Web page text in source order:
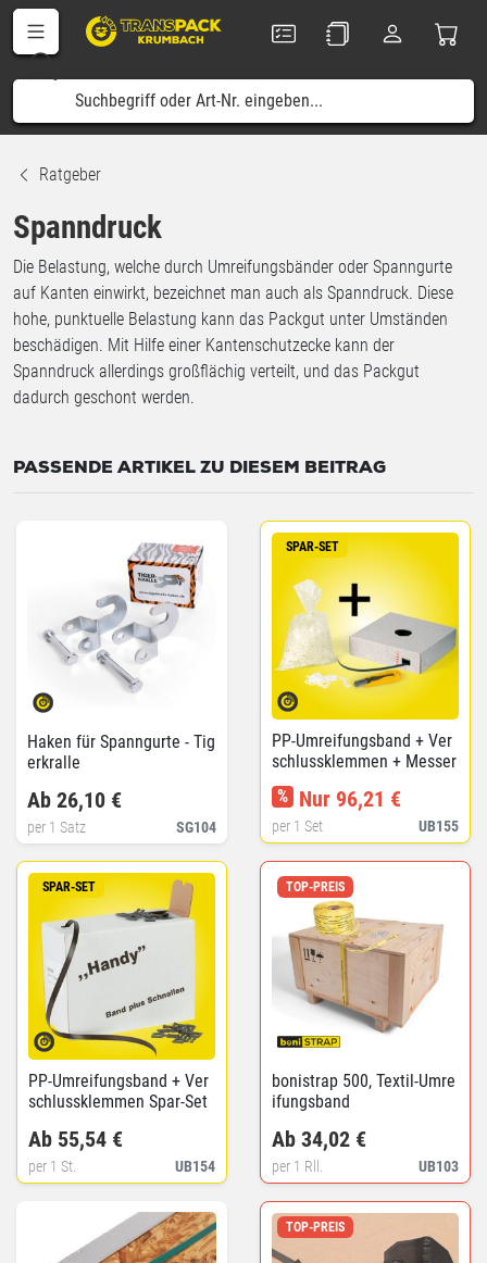
Ratgeber
Spanndruck
Die Belastung, welche durch Umreifungsbänder oder Spanngurte
auf Kanten einwirkt, bezeichnet man auch als Spanndruck. Diese
hohe, punktuelle Belastung kann das Packgut unter Umständen
beschädigen. Mit Hilfe einer Kantenschutzecke kann der
Spanndruck allerdings großflächig verteilt, und das Packgut
dadurch geschont werden.
PASSENDE ARTIKEL ZU DIESEM BEITRAG
Haken für Spanngurte - Tig
erkralle
SG104
Ab 26,10 €
per 1 Satz
SPAR-SET
PP-Umreifungsband + Ver
schlussklemmen + Messer
Spar-Set
UB155
% Nur 96,21 €
per 1 Set
SPAR-SET
PP-Umreifungsband + Ver
schlussklemmen Spar-Set
UB154
Ab 55,54 €
per 1 St.
TOP-PREIS
bonistrap 500, Textil-Umre
ifungsband
UB103
Ab 34,02 €
per 1 Rll.
TOP-PREIS